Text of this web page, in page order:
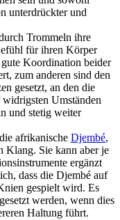
unterdrückter und
Trommeln ihre
für ihren Körper
Koordination beider
zum anderen sind den
gesetzt, an den die
Umständen
und stetig weiter
afrikanische Djembé,
Klang. Sie kann aber je
ergänzt
dass die Djembé auf
gespielt wird. Es
werden, wenn dies
Haltung führt.